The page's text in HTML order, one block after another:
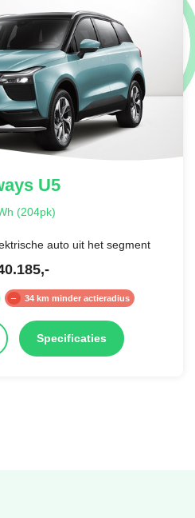
895,-
METALLIC
U5
(204pk)
auto uit het segment
,-
34 km minder actieradius
Specificaties